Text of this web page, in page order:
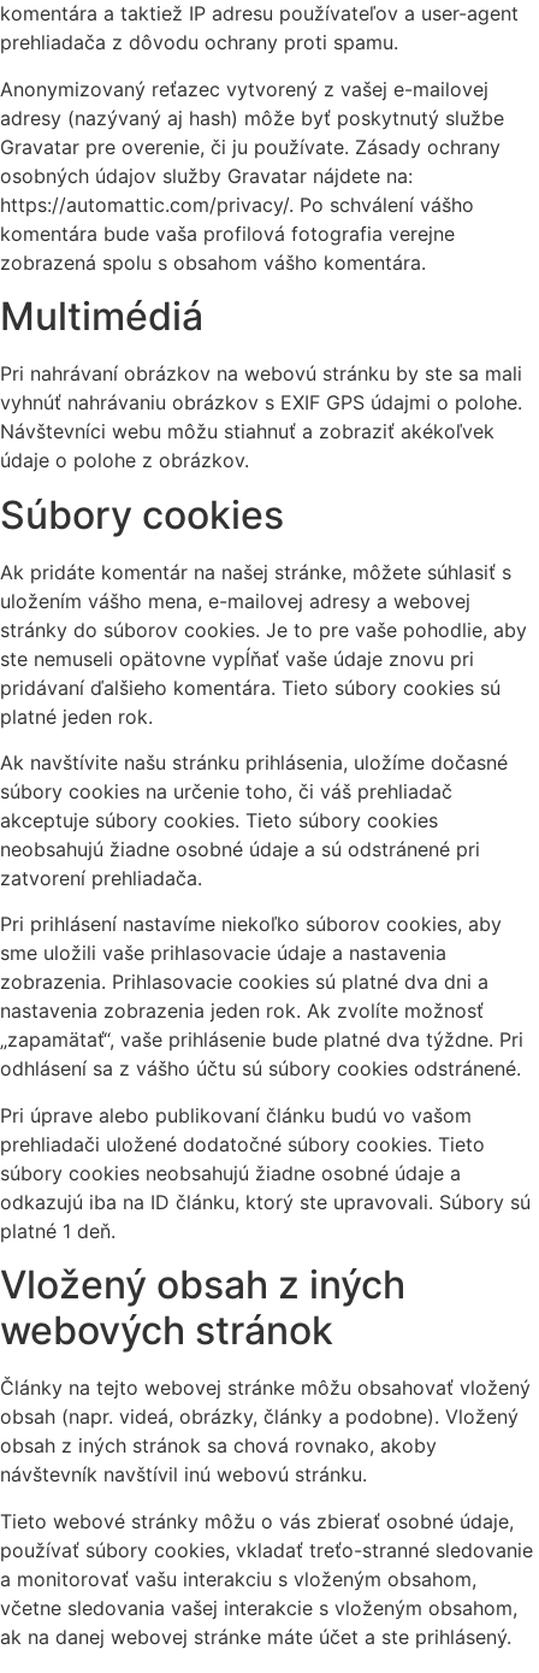
komentára a taktiež IP adresu používateľov a user-agent
prehliadača z dôvodu ochrany proti spamu.
Anonymizovaný reťazec vytvorený z vašej e-mailovej
adresy (nazývaný aj hash) môže byť poskytnutý službe
Gravatar pre overenie, či ju používate. Zásady ochrany
osobných údajov služby Gravatar nájdete na:
https://automattic.com/privacy/. Po schválení vášho
komentára bude vaša profilová fotografia verejne
zobrazená spolu s obsahom vášho komentára.
Multimédiá
Pri nahrávaní obrázkov na webovú stránku by ste sa mali
vyhnúť nahrávaniu obrázkov s EXIF GPS údajmi o polohe.
Návštevníci webu môžu stiahnuť a zobraziť akékoľvek
údaje o polohe z obrázkov.
Súbory cookies
Ak pridáte komentár na našej stránke, môžete súhlasiť s
uložením vášho mena, e-mailovej adresy a webovej
stránky do súborov cookies. Je to pre vaše pohodlie, aby
ste nemuseli opätovne vypĺňať vaše údaje znovu pri
pridávaní ďalšieho komentára. Tieto súbory cookies sú
platné jeden rok.
Ak navštívite našu stránku prihlásenia, uložíme dočasné
súbory cookies na určenie toho, či váš prehliadač
akceptuje súbory cookies. Tieto súbory cookies
neobsahujú žiadne osobné údaje a sú odstránené pri
zatvorení prehliadača.
Pri prihlásení nastavíme niekoľko súborov cookies, aby
sme uložili vaše prihlasovacie údaje a nastavenia
zobrazenia. Prihlasovacie cookies sú platné dva dni a
nastavenia zobrazenia jeden rok. Ak zvolíte možnosť
„zapamätať“, vaše prihlásenie bude platné dva týždne. Pri
odhlásení sa z vášho účtu sú súbory cookies odstránené.
Pri úprave alebo publikovaní článku budú vo vašom
prehliadači uložené dodatočné súbory cookies. Tieto
súbory cookies neobsahujú žiadne osobné údaje a
odkazujú iba na ID článku, ktorý ste upravovali. Súbory sú
platné 1 deň.
Vložený obsah z iných
webových stránok
Články na tejto webovej stránke môžu obsahovať vložený
obsah (napr. videá, obrázky, články a podobne). Vložený
obsah z iných stránok sa chová rovnako, akoby
návštevník navštívil inú webovú stránku.
Tieto webové stránky môžu o vás zbierať osobné údaje,
používať súbory cookies, vkladať treťo-stranné sledovanie
a monitorovať vašu interakciu s vloženým obsahom,
včetne sledovania vašej interakcie s vloženým obsahom,
ak na danej webovej stránke máte účet a ste prihlásený.